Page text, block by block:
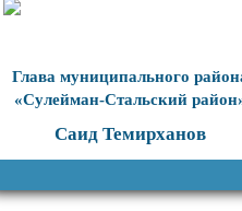
Глава муниципального
«Сулейман-Стальский
Саид Темирханов